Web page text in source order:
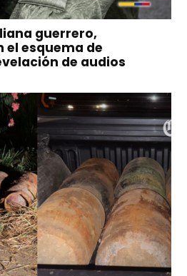
guerrero,
el esquema de
de audios